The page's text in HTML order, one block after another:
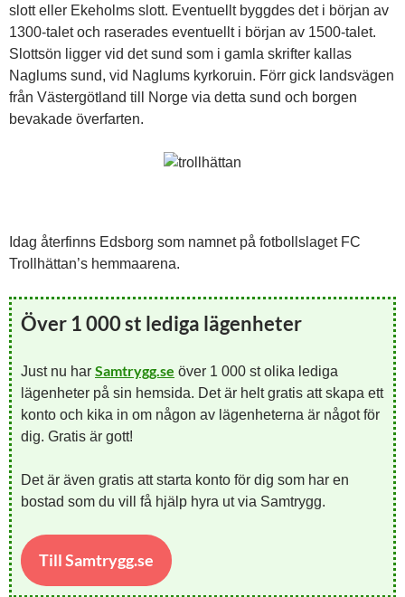
slott eller Ekeholms slott. Eventuellt byggdes det i början av
1300-talet och raserades eventuellt i början av 1500-talet.
Slottsön ligger vid det sund som i gamla skrifter kallas
Naglums sund, vid Naglums kyrkoruin. Förr gick landsvägen
från Västergötland till Norge via detta sund och borgen
bevakade överfarten.
Idag återfinns Edsborg som namnet på fotbollslaget FC
Trollhättan’s hemmaarena.
Över 1 000 st lediga lägenheter
Just nu har Samtrygg.se över 1 000 st olika lediga
lägenheter på sin hemsida. Det är helt gratis att skapa ett
konto och kika in om någon av lägenheterna är något för
dig. Gratis är gott!
Det är även gratis att starta konto för dig som har en
bostad som du vill få hjälp hyra ut via Samtrygg.
Till Samtrygg.se